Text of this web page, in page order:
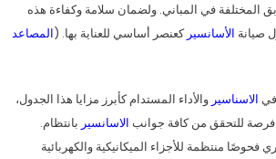
المختلفة في المباني. ولضمان سلامة وكفاءة هذه
صيانة الأسانسيركعنصر أساسي للعناية بها. (المصاعد
الاسناسير والأداء المستدام كأبرز مزايا هذا الجدول،
فرصة للتحقق من كافة جوانب الاسانسير بانتظام.
فحوصًا منتظمة للأجزاء الميكانيكية والكهربائية